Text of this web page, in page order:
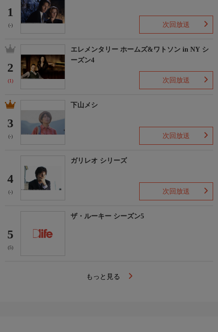
1
(-) 次回放送
2
(1)
エレメンタリー ホームズ&ワトソン in NY シ
ーズン4
次回放送
3
(-)
下山メシ
次回放送
4
(-)
ガリレオ シリーズ
次回放送
5
(5)
ザ・ルーキー シーズン5
もっと見る